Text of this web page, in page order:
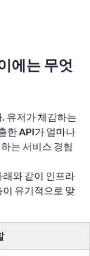
에는 무엇
유저가 체감하는
한 API가 얼마나
는 서비스 경험
와 같이 인프라
유기적으로 맞